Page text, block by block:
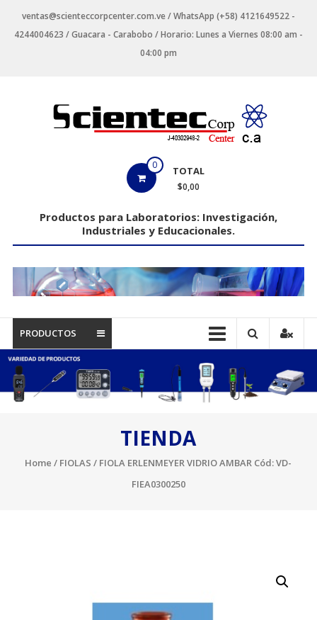
contenido
ventas@scienteccorpcenter.com.ve / WhatsApp (+58) 4121649522 -
4244004623 / Guacara - Carabobo / Horario: Lunes a Viernes 08:00 am -
04:00 pm
Laboratorios
Industriales
y
Educacionales.
0 TOTAL
$0,00
Productos para Laboratorios: Investigación,
Industriales y Educacionales.
PRODUCTOS
TIENDA
Home / FIOLAS / FIOLA ERLENMEYER VIDRIO AMBAR Cód: VD-
FIEA0300250